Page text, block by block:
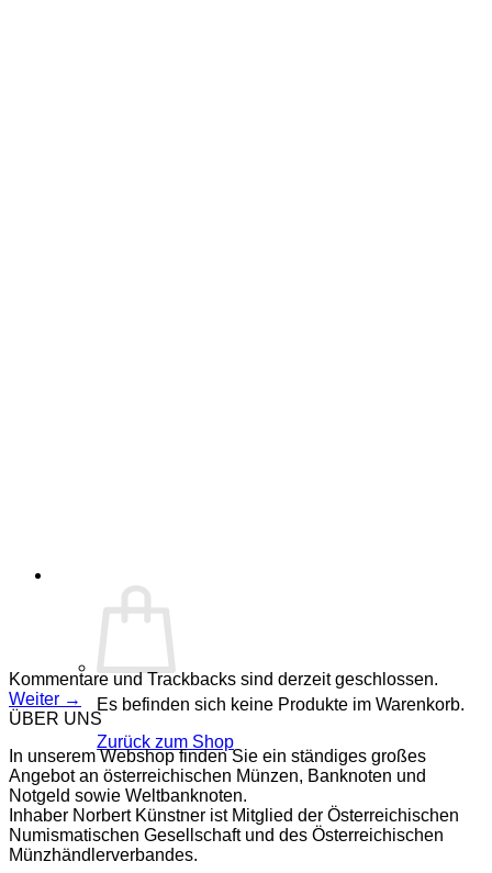
Es befinden sich keine Produkte im Warenkorb.
Zurück zum Shop
Kommentare und Trackbacks sind derzeit geschlossen.
Weiter →
ÜBER UNS
In unserem Webshop finden Sie ein ständiges großes
Angebot an österreichischen Münzen, Banknoten und
Notgeld sowie Weltbanknoten.
Inhaber Norbert Künstner ist Mitglied der Österreichischen
Numismatischen Gesellschaft und des Österreichischen
Münzhändlerverbandes.